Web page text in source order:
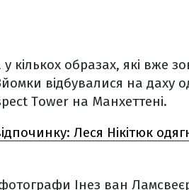
образах, які вже
відбувалися на даху
Tower на Манхеттені.
Леся Нікітюк
Інез ван